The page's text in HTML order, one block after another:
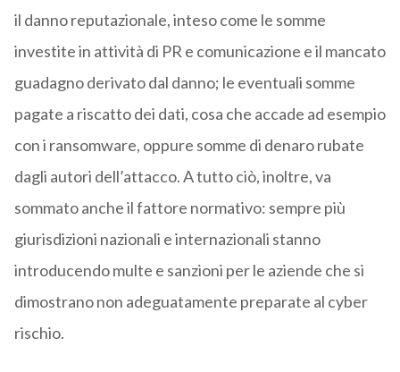
il danno reputazionale, inteso come le somme
investite in attività di PR e comunicazione e il mancato
guadagno derivato dal danno; le eventuali somme
pagate a riscatto dei dati, cosa che accade ad esempio
con i ransomware, oppure somme di denaro rubate
dagli autori dell’attacco. A tutto ciò, inoltre, va
sommato anche il fattore normativo: sempre più
giurisdizioni nazionali e internazionali stanno
introducendo multe e sanzioni per le aziende che si
dimostrano non adeguatamente preparate al cyber
rischio.